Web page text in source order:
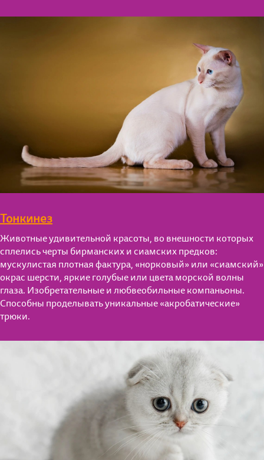
Тонкинез
Животные удивительной красоты, во внешности которых
сплелись черты бирманских и сиамских предков:
мускулистая плотная фактура, «норковый» или «сиамский»
окрас шерсти, яркие голубые или цвета морской волны
глаза. Изобретательные и любвеобильные компаньоны.
Способны проделывать уникальные «акробатические»
трюки.